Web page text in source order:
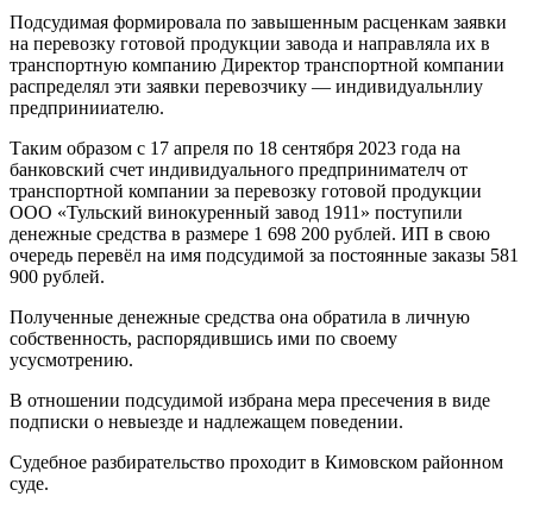
Подсудимая формировала по завышенным расценкам заявки
на перевозку готовой продукции завода и направляла их в
транспортную компанию Директор транспортной компании
распределял эти заявки перевозчику — индивидуальнлиу
предпринииателю.
Таким образом с 17 апреля по 18 сентября 2023 года на
банковский счет индивидуального предпринимателч от
транспортной компании за перевозку готовой продукции
ООО «Тульский винокуренный завод 1911» поступили
денежные средства в размере 1 698 200 рублей. ИП в свою
очередь перевёл на имя подсудимой за постоянные заказы 581
900 рублей.
Полученные денежные средства она обратила в личную
собственность, распорядившись ими по своему
усусмотрению.
В отношении подсудимой избрана мера пресечения в виде
подписки о невыезде и надлежащем поведении.
Судебное разбирательство проходит в Кимовском районном
суде.